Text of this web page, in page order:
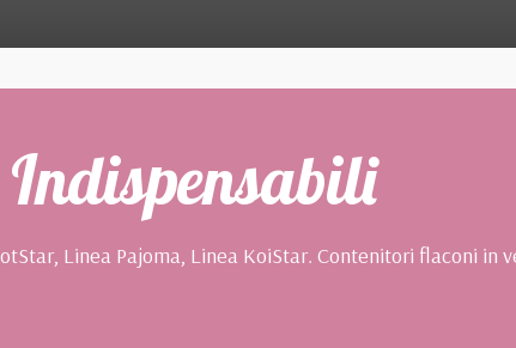
Linea Pajoma, Linea KoiStar. Contenitori flaconi in